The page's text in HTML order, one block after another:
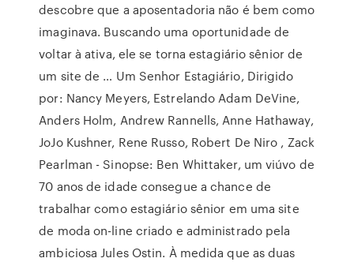
descobre que a aposentadoria não é bem como
imaginava. Buscando uma oportunidade de
voltar à ativa, ele se torna estagiário sênior de
um site de … Um Senhor Estagiário, Dirigido
por: Nancy Meyers, Estrelando Adam DeVine,
Anders Holm, Andrew Rannells, Anne Hathaway,
JoJo Kushner, Rene Russo, Robert De Niro , Zack
Pearlman - Sinopse: Ben Whittaker, um viúvo de
70 anos de idade consegue a chance de
trabalhar como estagiário sênior em uma site
de moda on-line criado e administrado pela
ambiciosa Jules Ostin. À medida que as duas